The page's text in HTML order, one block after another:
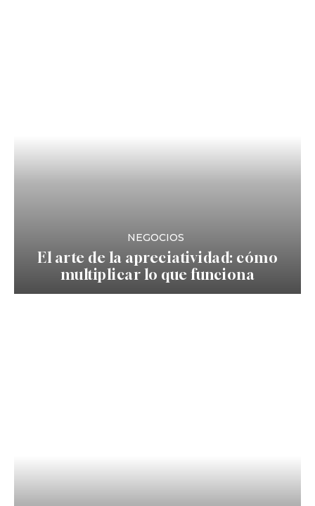
NEGOCIOS
El arte de la apreciatividad: cómo
multiplicar lo que funciona